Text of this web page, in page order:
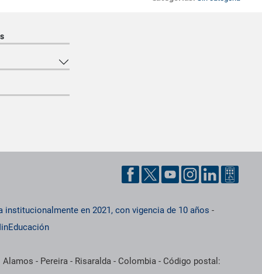
institucionalmente en 2021, con vigencia de 10 años -
- Pereira - Risaralda - Colombia - Código postal: